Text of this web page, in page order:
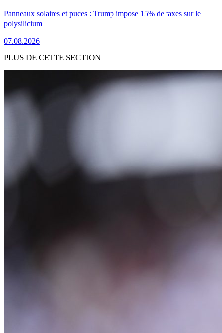
Panneaux solaires et puces : Trump impose 15% de taxes sur le
polysilicium
07.08.2026
PLUS DE CETTE SECTION